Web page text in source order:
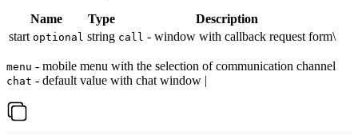
Name Type
Description
start optional string call - window with callback request form\
menu - mobile menu with the selection of communication channel
chat - default value with chat window |